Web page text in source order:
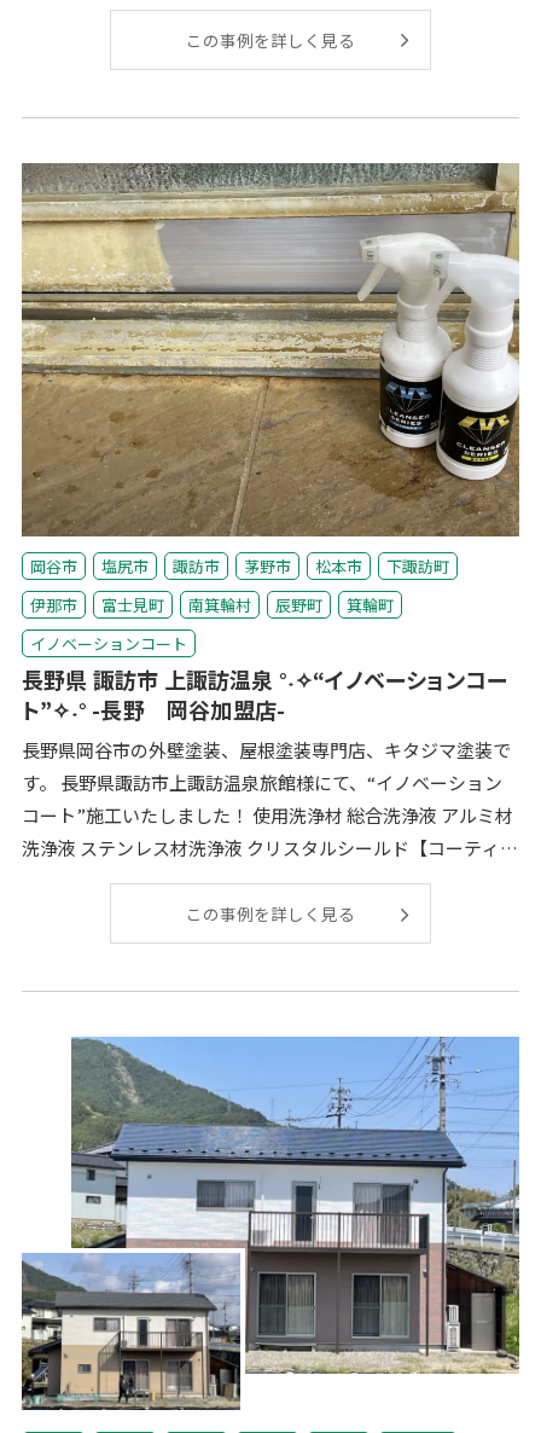
この事例を詳しく見る
岡谷市 塩尻市 諏訪市 茅野市 松本市
下諏訪町
伊那市
富士見町 南箕輪村 辰野町
箕輪町
イノベーションコート
長野県 諏訪市 上諏訪温泉 °˖✧“イノベーションコー
ト”✧˖° -長野 岡谷加盟店-
長野県岡谷市の外壁塗装、屋根塗装専門店、キタジマ塗装で
す。 長野県諏訪市上諏訪温泉旅館様にて、“イノベーション
コート”施工いたしました！ 使用洗浄材 総合洗浄液 アルミ材
洗浄液 ステンレス材洗浄液 クリスタルシールド【コーティン
グ剤 “クリ
この事例を詳しく見る